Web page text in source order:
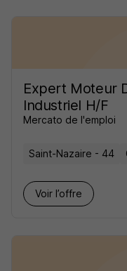
Expert Moteur
Industriel H/F
Mercato de l'emploi
Saint-Nazaire - 44
Voir l’offre